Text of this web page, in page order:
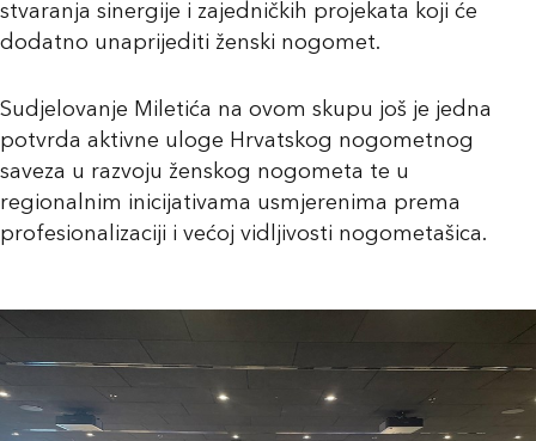
stvaranja sinergije i zajedničkih projekata koji će
dodatno unaprijediti ženski nogomet.
Sudjelovanje Miletića na ovom skupu još je jedna
potvrda aktivne uloge Hrvatskog nogometnog
saveza u razvoju ženskog nogometa te u
regionalnim inicijativama usmjerenima prema
profesionalizaciji i većoj vidljivosti nogometašica.